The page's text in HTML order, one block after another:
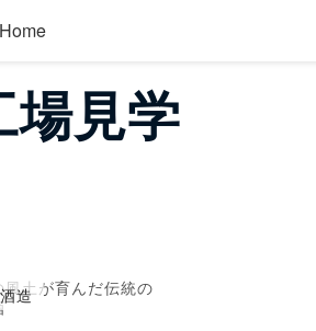
Home
場見学
造
風土が育んだ伝統の